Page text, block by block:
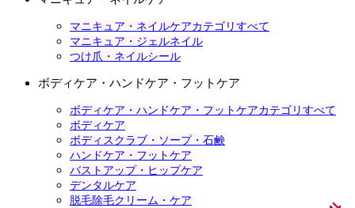
マニキュア・ネイルケアカテゴリすべて
マニキュア・ジェルネイル
つけ爪・ネイルシール
ボディケア・ハンドケア・フットケア
ボディケア・ハンドケア・フットケアカテゴリすべて
ボディケア
ボディスクラブ・ソープ・石鹸
ハンドケア・フットケア
バストアップ・ヒップケア
デンタルケア
脱毛除毛クリーム・ケア